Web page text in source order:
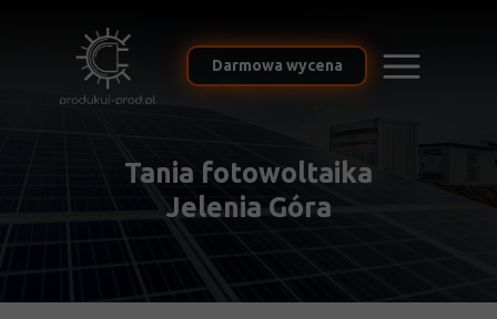
Darmowa wycena
Tania fotowoltaika
Jelenia Góra